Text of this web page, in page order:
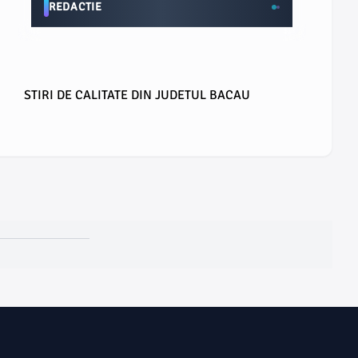
REDACTIE
STIRI DE CALITATE DIN JUDETUL BACAU